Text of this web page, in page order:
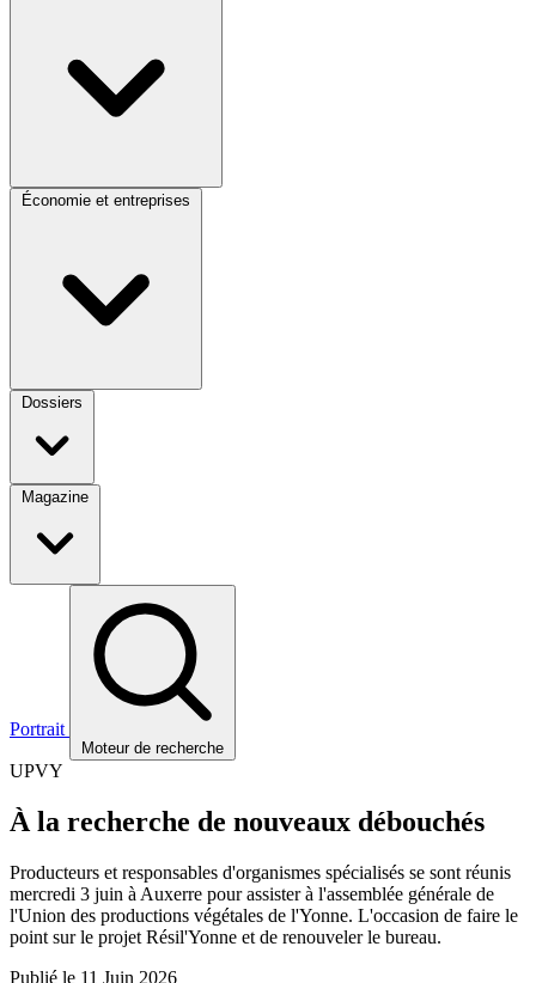
Économie et entreprises
Dossiers
Magazine
Portrait
Moteur de recherche
UPVY
À la recherche de nouveaux débouchés
Producteurs et responsables d'organismes spécialisés se sont réunis
mercredi 3 juin à Auxerre pour assister à l'assemblée générale de
l'Union des productions végétales de l'Yonne. L'occasion de faire le
point sur le projet Résil'Yonne et de renouveler le bureau.
Publié le 11 Juin 2026